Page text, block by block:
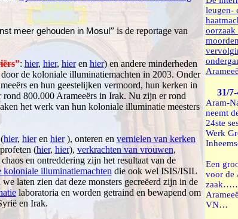
meer gehouden in Mosul”is de reportage van
”: hier, hier, hieren hier) en andere minderheden
de koloniale illuminatiemachten in 2003. Onder
en hun geestelijken vermoord, hun kerken in
800.000 Arameeërs in Irak. Nu zijn er rond
het werk van hun koloniale illuminatie meesters
hier, hieren hier), onteren en vernielen van kerken
(hier, hier), verkrachten van vrouwen,
en ontreddering zijn het resultaat van de
koloniale illuminatiemachten die ook wel ISIS/ISIL
laten zien dat deze monsters gecreëerd zijn in de
laboratoria en worden getraind en bewapend om
en Irak.
leugen-
oorzaak
31/
Aram-
neemt
24ste
Werk
Een
voor de
VN…